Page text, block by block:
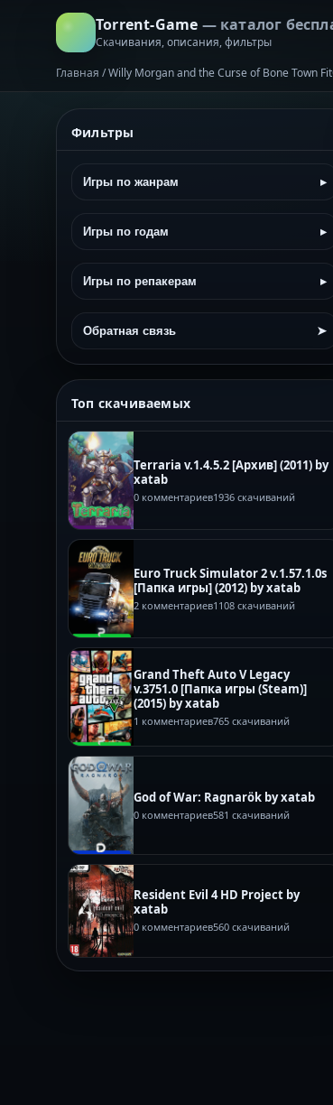
Torrent-Game — каталог
Скачивания, описания, фильтры
Главная /Willy Morgan and the Curse of Bone Town
Фильтры
Игры по жанрам ▸
Игры по годам ▸
Игры по репакерам ▸
Обратная связь ➤
Топ скачиваемых
Terraria v.1.4.5.2 [Архив] (2011) by
xatab
0 комментариев1936 скачиваний
Euro Truck Simulator 2 v.1.57.1.0s
[Папка игры] (2012) by xatab
2 комментариев1108 скачиваний
Grand Theft Auto V Legacy
v.3751.0 [Папка игры (Steam)]
(2015) by xatab
1 комментариев765 скачиваний
God of War: Ragnarök by xatab
0 комментариев581 скачиваний
Resident Evil 4 HD Project by
xatab
0 комментариев560 скачиваний